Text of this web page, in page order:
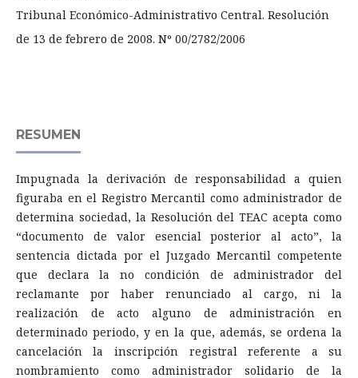
Tribunal Económico-Administrativo Central. Resolución
de 13 de febrero de 2008. Nº 00/2782/2006
RESUMEN
Impugnada la derivación de responsabilidad a quien
figuraba en el Registro Mercantil como administrador de
determina sociedad, la Resolución del TEAC acepta como
“documento de valor esencial posterior al acto”, la
sentencia dictada por el Juzgado Mercantil competente
que declara la no condición de administrador del
reclamante por haber renunciado al cargo, ni la
realización de acto alguno de administración en
determinado periodo, y en la que, además, se ordena la
cancelación la inscripción registral referente a su
nombramiento como administrador solidario de la